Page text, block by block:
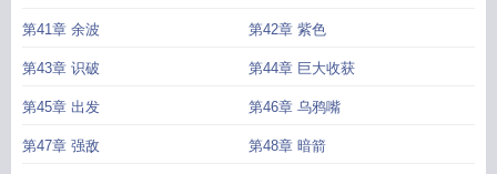
第41章 余波 第42章 紫色
第43章 识破 第44章 巨大收获
第45章 出发 第46章 乌鸦嘴
第47章 强敌 第48章 暗箭